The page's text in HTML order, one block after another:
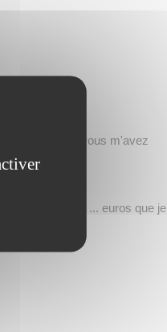
fauteuil...) que vous m'avez
la somme de ... euros que je